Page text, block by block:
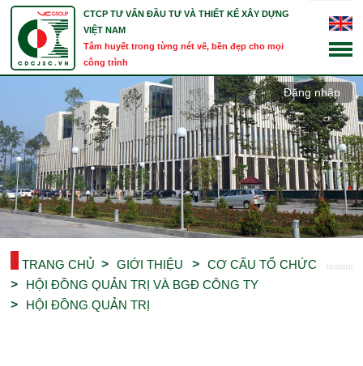
CTCP TƯ VẤN ĐẦU TƯ VÀ THIẾT KẾ XÂY DỰNG
VIỆT NAM
Tâm huyết trong từng nét vẽ, bền đẹp cho mọi
công trình
Đăng nhập
TRANG CHỦ GIỚI THIỆU
CƠ CẤU TỔ CHỨC
HỘI ĐỒNG QUẢN TRỊ VÀ BGĐ CÔNG TY
HỘI ĐỒNG QUẢN TRỊ